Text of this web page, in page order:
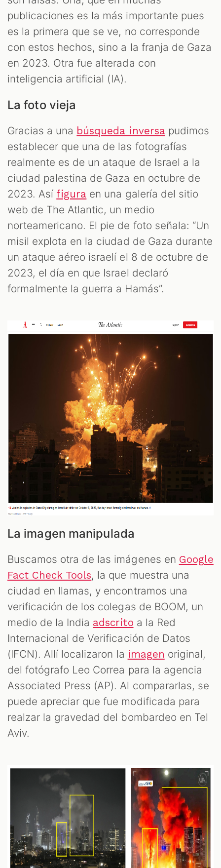
publicaciones es la más importante pues
es la primera que se ve, no corresponde
con estos hechos, sino a la franja de Gaza
en 2023. Otra fue alterada con
inteligencia artificial (IA).
La foto vieja
Gracias a una búsqueda inversapudimos
establecer que una de las fotografías
realmente es de un ataque de Israel a la
ciudad palestina de Gaza en octubre de
2023. Así figura en una galería del sitio
web de The Atlantic, un medio
norteamericano. El pie de foto señala: “Un
misil explota en la ciudad de Gaza durante
un ataque aéreo israelí el 8 de octubre de
2023, el día en que Israel declaró
formalmente la guerra a Hamás”.
La imagen manipulada
Buscamos otra de las imágenes en Google
Fact Check Tools, la que muestra una
ciudad en llamas, y encontramos una
verificación de los colegas de BOOM, un
medio de la India adscrito a la Red
Internacional de Verificación de Datos
(IFCN). Allí localizaron la imagen original,
del fotógrafo Leo Correa para la agencia
Associated Press (AP). Al compararlas, se
puede apreciar que fue modificada para
realzar la gravedad del bombardeo en Tel
Aviv.